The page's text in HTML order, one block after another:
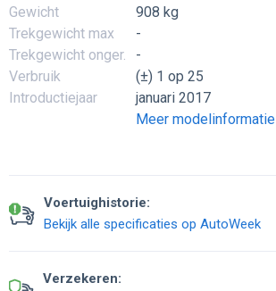
Gewicht
908 kg
Trekgewicht max
-
Trekgewicht onger.
-
Verbruik
(±) 1 op 25
Introductiejaar
januari 2017
Meer modelinformatie
Voertuighistorie:
Bekijk alle specificaties op AutoWeek
Verzekeren: